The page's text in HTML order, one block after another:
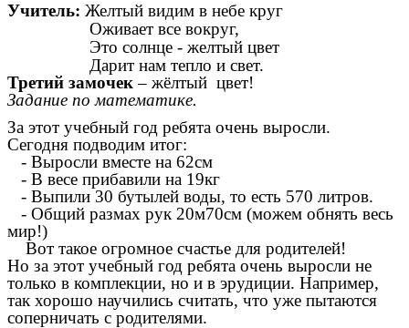
Учитель: Желтый видим в небе круг
Оживает все вокруг,
Это солнце - желтый цвет
Дарит нам тепло и свет.
Третий замочек– жёлтый цвет!
Задание по математике.
За этот учебный год ребята очень выросли.
Сегодня подводим итог:
- Выросли вместе на 62см
- В весе прибавили на 19кг
- Выпили 30 бутылей воды, то есть 570 литров.
- Общий размах рук 20м70см (можем обнять весь
мир!)
Вот такое огромное счастье для родителей!
Но за этот учебный год ребята очень выросли не
только в комплекции, но и в эрудиции. Например,
так хорошо научились считать, что уже пытаются
соперничать с родителями.